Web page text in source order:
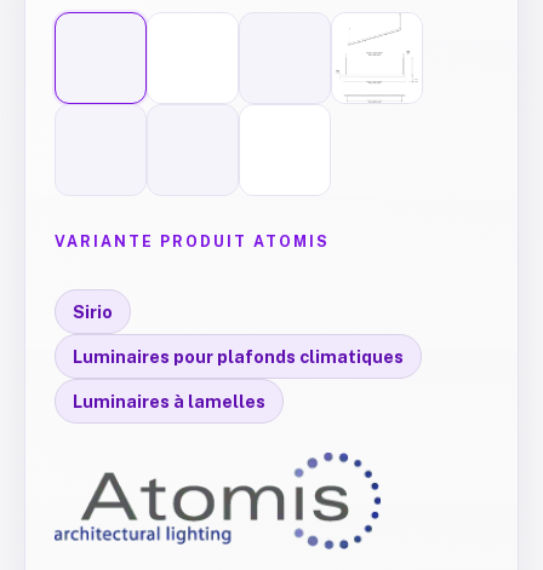
VARIANTE PRODUIT ATOMIS
Sirio
Luminaires pour plafonds climatiques
Luminaires à lamelles